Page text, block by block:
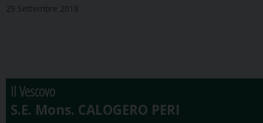
29 Settembre 2018
Il Vescovo